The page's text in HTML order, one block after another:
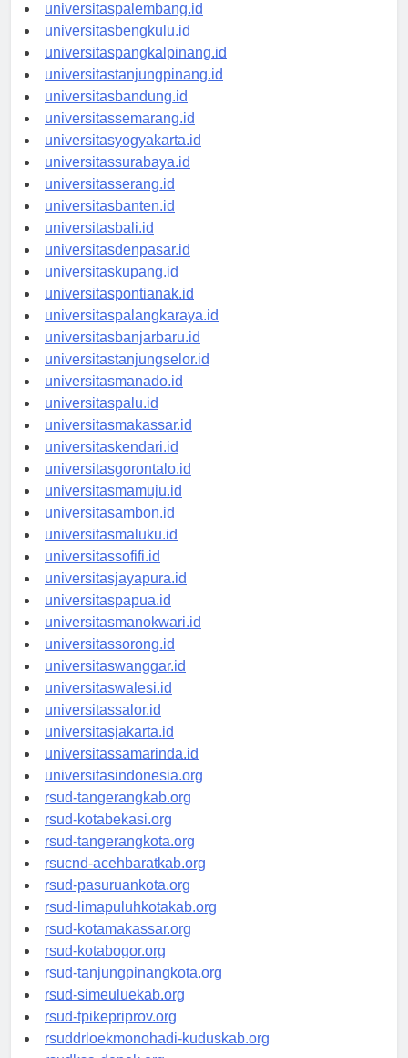
universitaspalembang.id
universitasbengkulu.id
universitaspangkalpinang.id
universitastanjungpinang.id
universitasbandung.id
universitassemarang.id
universitasyogyakarta.id
universitassurabaya.id
universitasserang.id
universitasbanten.id
universitasbali.id
universitasdenpasar.id
universitaskupang.id
universitaspontianak.id
universitaspalangkaraya.id
universitasbanjarbaru.id
universitastanjungselor.id
universitasmanado.id
universitaspalu.id
universitasmakassar.id
universitaskendari.id
universitasgorontalo.id
universitasmamuju.id
universitasambon.id
universitasmaluku.id
universitassofifi.id
universitasjayapura.id
universitaspapua.id
universitasmanokwari.id
universitassorong.id
universitaswanggar.id
universitaswalesi.id
universitassalor.id
universitasjakarta.id
universitassamarinda.id
universitasindonesia.org
rsud-tangerangkab.org
rsud-kotabekasi.org
rsud-tangerangkota.org
rsucnd-acehbaratkab.org
rsud-pasuruankota.org
rsud-limapuluhkotakab.org
rsud-kotamakassar.org
rsud-kotabogor.org
rsud-tanjungpinangkota.org
rsud-simeuluekab.org
rsud-tpikepriprov.org
rsuddrloekmonohadi-kuduskab.org